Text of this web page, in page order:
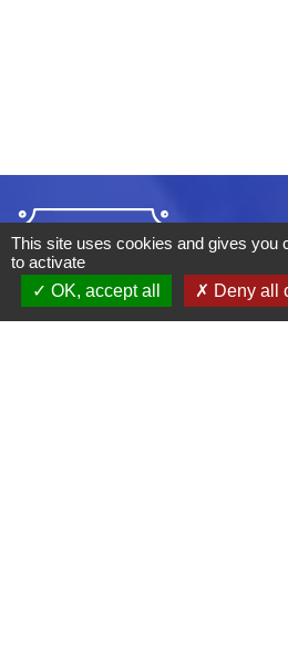
This site uses cookies and gives you
to activate
OK, accept all
Deny all